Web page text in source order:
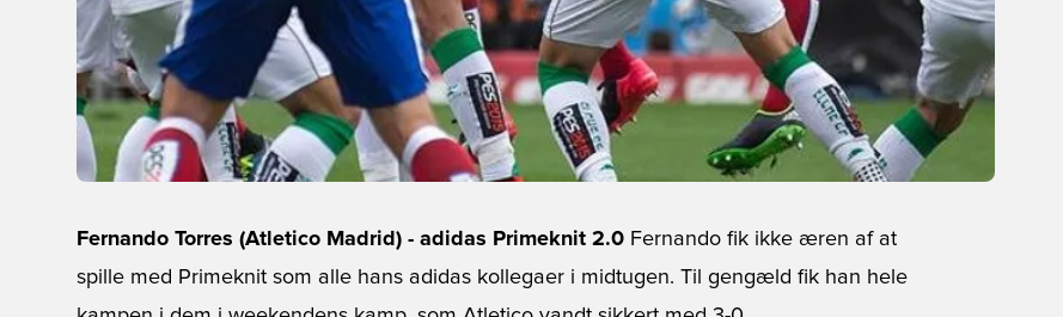
Fernando Torres (Atletico Madrid) - adidas Primeknit 2.0 Fernando fik ikke æren af at
spille med Primeknit som alle hans adidas kollegaer i midtugen. Til gengæld fik han hele